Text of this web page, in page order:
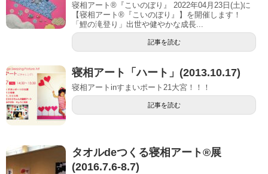
寝相アート®『こいのぼり』 2022年04月23日(土)に
【寝相アート®︎『こいのぼり』】を開催します！
「鯉の滝登り」出世や健やかな成長...
記事を読む
寝相アート「ハート」(2013.10.17)
寝相アートinすまいポート21大宮！！！
記事を読む
タオルdeつくる寝相アート®展
(2016.7.6-8.7)